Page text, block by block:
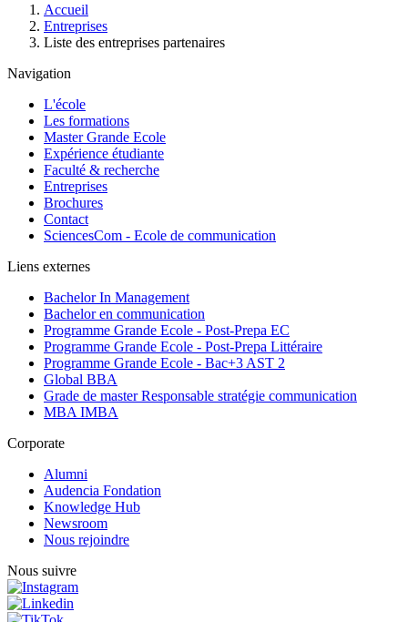
d'Ariane
Accueil
Entreprises
Liste des entreprises partenaires
Navigation
L'école
Les formations
Master Grande Ecole
Expérience étudiante
Faculté & recherche
Entreprises
Brochures
Contact
SciencesCom - Ecole de communication
Liens externes
Bachelor In Management
Bachelor en communication
Programme Grande Ecole - Post-Prepa EC
Programme Grande Ecole - Post-Prepa Littéraire
Programme Grande Ecole - Bac+3 AST 2
Global BBA
Grade de master Responsable stratégie communication
MBA IMBA
Corporate
Alumni
Audencia Fondation
Knowledge Hub
Newsroom
Nous rejoindre
Nous suivre